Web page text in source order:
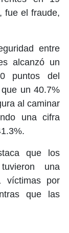
fue el fraude,
entre
alcanzó un
puntos del
un 40.7%
al caminar
una cifra
que los
una
víctimas por
que las